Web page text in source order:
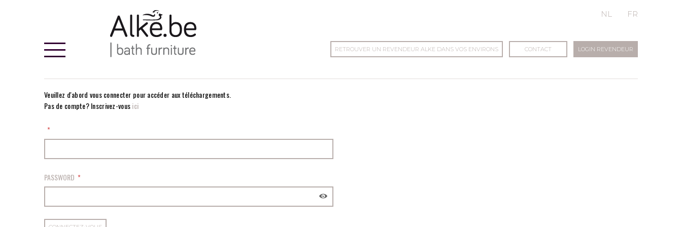
NL FR
RETROUVER UN REVENDEUR ALKE DANS VOS ENVIRONS CONTACT LOGIN REVENDEUR
Veuillez d'abord vous connecter pour accéder aux téléchargements.
Pas de compte? Inscrivez-vousici
PASSWORD